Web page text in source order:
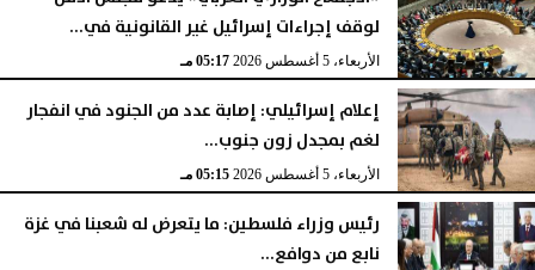
لوقف إجراءات إسرائيل غير القانونية في...
الأربعاء، 5 أغسطس 2026 05:17 مـ
إعلام إسرائيلي: إصابة عدد من الجنود في انفجار
لغم بمجدل زون جنوب...
الأربعاء، 5 أغسطس 2026 05:15 مـ
رئيس وزراء فلسطين: ما يتعرض له شعبنا في غزة
نابع من دوافع...